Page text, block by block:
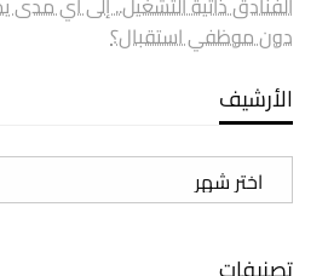
دون موظفي استقبال؟
الأرشيف
الأرشيف